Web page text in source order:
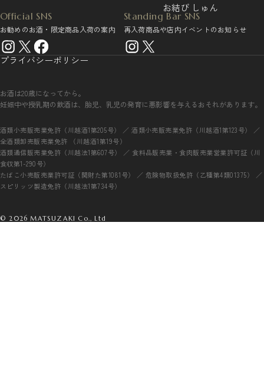
お結び しゅん
Official SNS
お勧めのお酒・限定商品入荷の案内
Standing Bar SNS
再入荷商品や店内イベントのお知らせ
プライバシーポリシー
お酒は20歳になってから。
妊娠中や授乳期の飲酒は、胎児、乳児の発育に悪影響を与えるおそれがあります。
酒類小売販売業免許（川越酒1第205号） ／ 酒類小売販売業免許（川越酒1第123号） ／
全酒類卸売販売業免許 （川越酒1第19号）
酒類通信販売業免許（川越法1第607号） ／ 食料品販売業・食肉販売業営業許可証（川
食収第1-290号）
たばこ小売販売業許可証（関財た第1081号） ／ 危険物取扱免許（乙種第4類01375） ／
スピリッツ製造免許（川越法1第734号）
© 2026 MATSUZAKI Co., Ltd